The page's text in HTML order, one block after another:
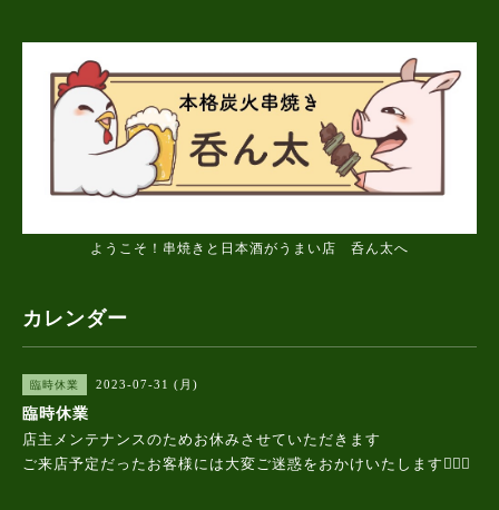
ようこそ！串焼きと日本酒がうまい店 呑ん太へ
カレンダー
臨時休業 2023-07-31 (月)
臨時休業
店主メンテナンスのためお休みさせていただきます
ご来店予定だったお客様には大変ご迷惑をおかけいたします🙇🏻‍♂️